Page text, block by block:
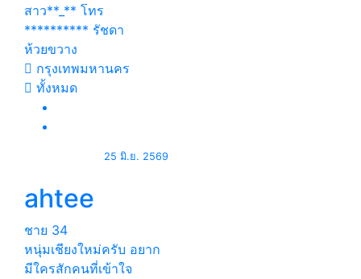
สาว**_** โทร
********** รัชดา
ห้วยขวาง
กรุงเทพมหานคร
ทั้งหมด
25 มิ.ย. 2569
ahtee
ชาย 34
หนุ่มเชียงใหม่ครับ อยาก
มีใครสักคนที่เข้าใจ